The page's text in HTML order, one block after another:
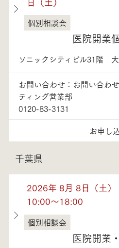
埼玉県
個別相談会
医院開業
ソニックシティビル31階
お問い合わせ：お問い合わ
ティング営業部
0120-83-3131
お申し
千葉県
2026年 8月 8日（土）
10:00～18:00
千葉県
個別相談会
医院開業